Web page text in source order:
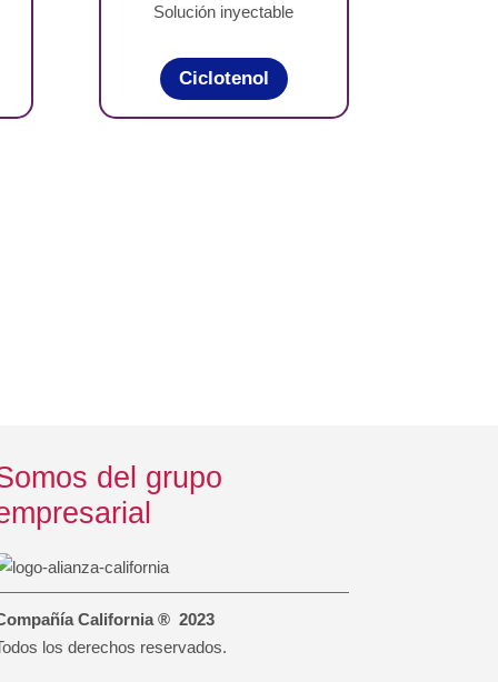
Solución inyectable
Ciclotenol
del grupo
California ® 2023
los derechos reservados.